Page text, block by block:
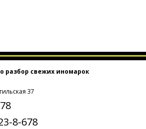
разбор свежих иномарок
37
8-678